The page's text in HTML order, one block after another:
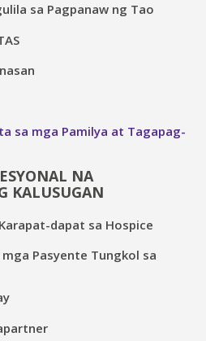
sa Pagpanaw ng Tao
sa mga Pamilya at Tagapag-
NA
KALUSUGAN
dapat sa Hospice
Pasyente Tungkol sa